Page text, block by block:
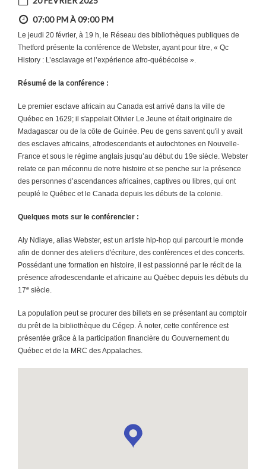
07:00 PM À 09:00 PM
Le jeudi 20 février, à 19 h, le Réseau des bibliothèques publiques de
Thetford présente la conférence de Webster, ayant pour titre, « Qc
History : L’esclavage et l’expérience afro-québécoise ».
Résumé de la conférence :
Le premier esclave africain au Canada est arrivé dans la ville de
Québec en 1629; il s'appelait Olivier Le Jeune et était originaire de
Madagascar ou de la côte de Guinée. Peu de gens savent qu'il y avait
des esclaves africains, afrodescendants et autochtones en Nouvelle-
France et sous le régime anglais jusqu’au début du 19e siècle. Webster
relate ce pan méconnu de notre histoire et se penche sur la présence
des personnes d’ascendances africaines, captives ou libres, qui ont
peuplé le Québec et le Canada depuis les débuts de la colonie.
Quelques mots sur le conférencier :
Aly Ndiaye, alias Webster, est un artiste hip-hop qui parcourt le monde
afin de donner des ateliers d'écriture, des conférences et des concerts.
Possédant une formation en histoire, il est passionné par le récit de la
présence afrodescendante et africaine au Québec depuis les débuts du
17e siècle.
La population peut se procurer des billets en se présentant au comptoir
du prêt de la bibliothèque du Cégep. À noter, cette conférence est
présentée grâce à la participation financière du Gouvernement du
Québec et de la MRC des Appalaches.